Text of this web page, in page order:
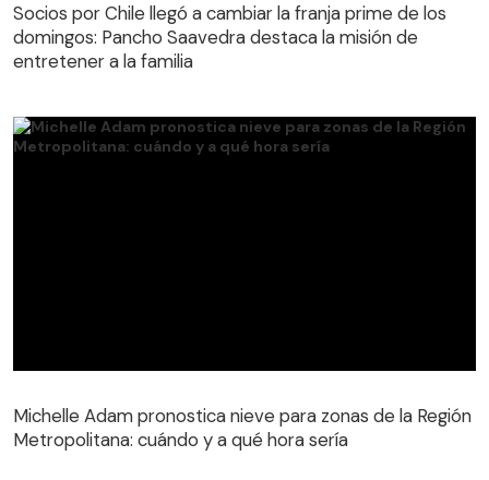
Socios por Chile llegó a cambiar la franja prime de los
domingos: Pancho Saavedra destaca la misión de
entretener a la familia
Metropolitana: cuándo y a qué hora sería
Michelle Adam pronostica nieve para zonas de la Región
Metropolitana: cuándo y a qué hora sería